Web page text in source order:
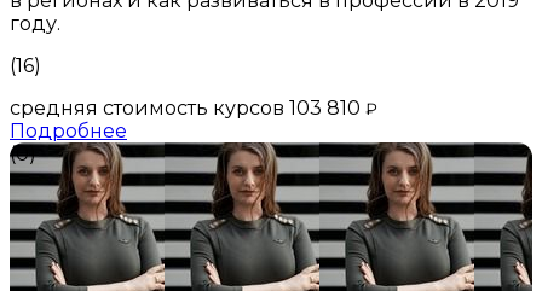
году.
(16)
средняя стоимость курсов 103 810 ₽
Подробнее
(0)